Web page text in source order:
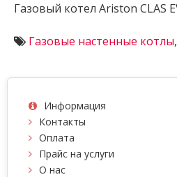
Газовый котел Ariston CLAS
Газовые настенные котлы,
Информация
Контакты
Оплата
Прайс на услуги
О нас